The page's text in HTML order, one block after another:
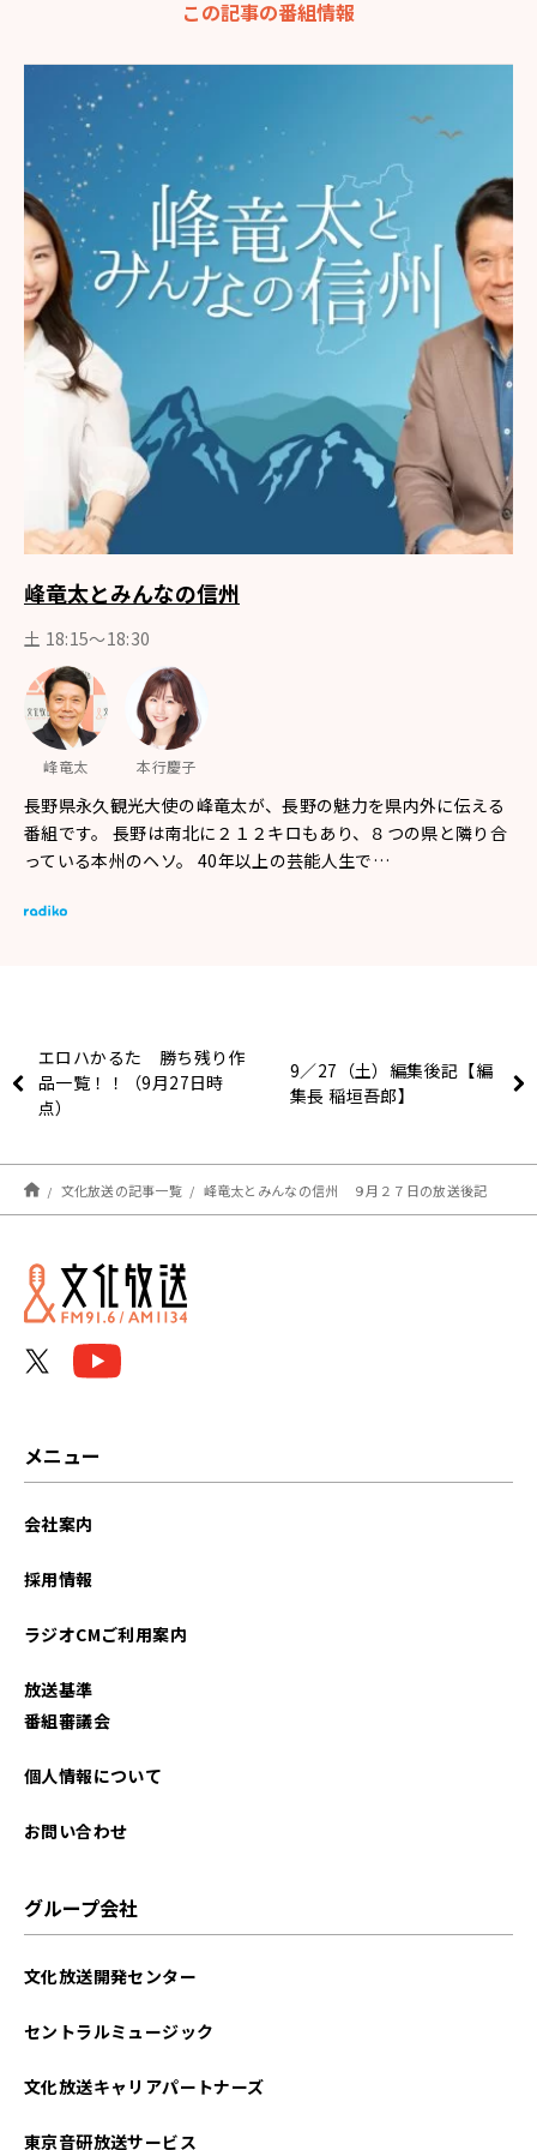
この記事の番組情報
峰竜太とみんなの信州
土 18:15〜18:30
峰竜太 本行慶子
長野県永久観光大使の峰竜太が、長野の魅力を県内外に伝える
番組です。 長野は南北に２１２キロもあり、８つの県と隣り合
っている本州のヘソ。 40年以上の芸能人生で…
エロハかるた 勝ち残り作
品一覧！！（9月27日時
点）
9／27（土）編集後記【編
集長 稲垣吾郎】
文化放送の記事一覧 峰竜太とみんなの信州 ９月２７日の放送後記
メニュー
会社案内
採用情報
ラジオCMご利用案内
放送基準
番組審議会
個人情報について
お問い合わせ
グループ会社
文化放送開発センター
セントラルミュージック
文化放送キャリアパートナーズ
東京音研放送サービス